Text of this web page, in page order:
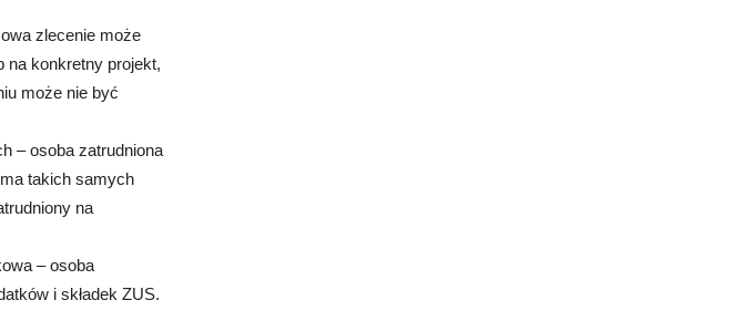
zlecenie może
na konkretny projekt,
może nie być
– osoba zatrudniona
takich samych
na
– osoba
i składek ZUS.